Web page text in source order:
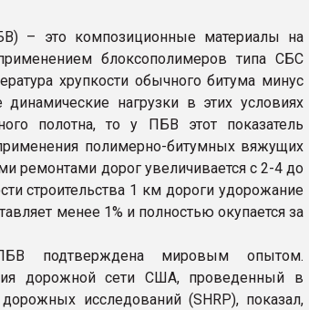
– это композиционные материалы на
блоксополимеров типа СБС
хрупкости обычного битума минус
нагрузки в этих условиях
полотна, то у ПБВ этот показатель
полимерно-битумных вяжущих
ремонтами дорог увеличивается с 2-4 до
строительства 1 км дороги удорожание
менее 1% и полностью окупается за
ПБВ подтверждена мировым опытом.
дорожной сети США, проведенный в
исследований (SHRP), показал,